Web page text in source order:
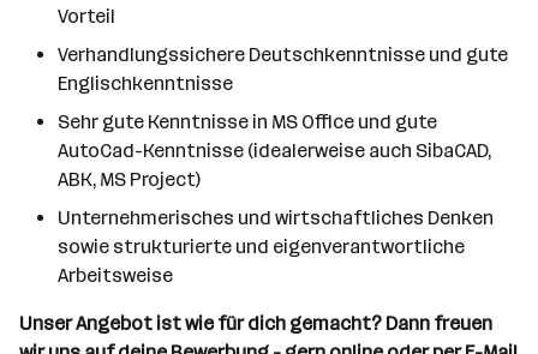
Vorteil
Verhandlungssichere Deutschkenntnisse und gute
Englischkenntnisse
Sehr gute Kenntnisse in MS Office und gute
AutoCad-Kenntnisse (idealerweise auch SibaCAD,
ABK, MS Project)
Unternehmerisches und wirtschaftliches Denken
sowie strukturierte und eigenverantwortliche
Arbeitsweise
Unser Angebot ist wie für dich gemacht? Dann freuen